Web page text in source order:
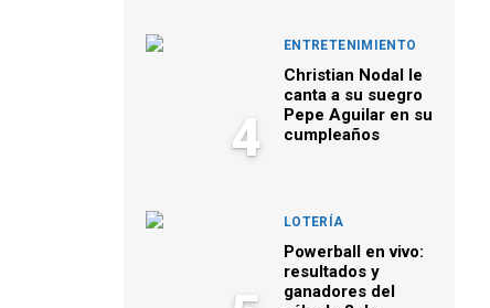
4
ENTRETENIMIENTO
Christian Nodal le
canta a su suegro
Pepe Aguilar en su
cumpleaños
LOTERÍA
Powerball en vivo:
resultados y
ganadores del